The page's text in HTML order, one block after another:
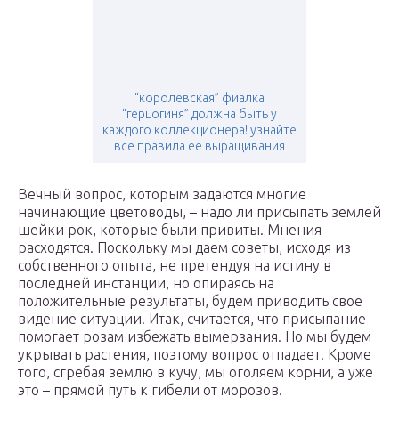
“королевская” фиалка
“герцогиня” должна быть у
каждого коллекционера! узнайте
все правила ее выращивания
Вечный вопрос, которым задаются многие
начинающие цветоводы, – надо ли присыпать землей
шейки рок, которые были привиты. Мнения
расходятся. Поскольку мы даем советы, исходя из
собственного опыта, не претендуя на истину в
последней инстанции, но опираясь на
положительные результаты, будем приводить свое
видение ситуации. Итак, считается, что присыпание
помогает розам избежать вымерзания. Но мы будем
укрывать растения, поэтому вопрос отпадает. Кроме
того, сгребая землю в кучу, мы оголяем корни, а уже
это – прямой путь к гибели от морозов.